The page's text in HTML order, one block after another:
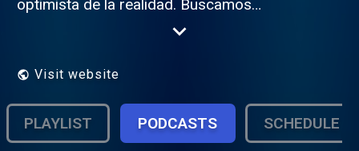
optimista de la realidad. Buscamos
nuestra audiencia. Gracias por
sociales. Nos interesa tu opinión.
Visit website
PLAYLIST PODCASTS SCHEDULE